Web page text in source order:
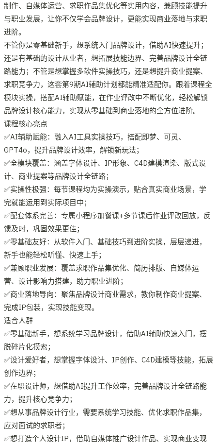
制作、自媒体运营、求职作品集优化等实用内容，兼顾技能提升
与职业发展，让你不仅学会品牌设计，更能实现商业落地与求职
进阶。
不管你是零基础新手，想系统入门品牌设计，借助AI快速提升；
还是有基础的设计从业者，想拓展技能边界、完善品牌设计全链
路能力；不管是想掌握多软件实操技巧，还是想提升商业提案、
求职竞争力，这套第9期AI辅助计划都能精准适配你。跟着课程全
模块实操，搭配AI辅助赋能，在作业评改中不断优化，轻松解锁
品牌设计核心能力，实现从零基础到商业落地的全方位进阶。
课程核心亮点
✅AI辅助赋能：融入AI工具实操技巧，搭配即梦、可灵、
GPT4o，提升品牌设计效率，解锁新玩法；
✅全模块覆盖：涵盖字体设计、IP形象、C4D建模渲染、版式设
计、商业提案等品牌设计全链路；
✅实操性极强：每节课程均为实操演示，贴合真实商业场景，学
完就能运用到实际项目中；
✅配套体系完善：专属小程序加餐课+多节课后作业评改回放，反
馈及时，巩固效果更佳；
✅零基础友好：从软件入门、基础技巧到进阶实操，层层递进，
新手也能轻松听懂、快速上手；
✅兼顾职业发展：覆盖求职作品集优化、简历排版、自媒体运
营、设计影响力搭建，助力职业进阶；
✅商业落地导向：聚焦品牌设计商业需求，教你制作商业提案、
完成IP包装，实现技能变现。
适合人群
✅零基础新手，想系统学习品牌设计，借助AI辅助快速入门，摆
脱碎片化摸索；
✅设计爱好者，想掌握字体设计、IP创作、C4D建模等技能，拓展
创作边界；
✅在职设计师，想借助AI提升工作效率，完善品牌设计全链路能
力，提升核心竞争力；
✅想从事品牌设计行业，需要系统学习技能、优化求职作品集，
应对面试的求职者；
✅想打造个人设计IP，借助自媒体推广设计作品、实现商业变现